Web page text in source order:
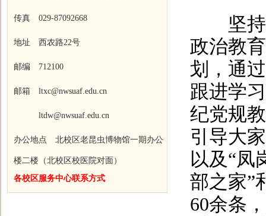
传真 029-87092668
地址 西农路22号
邮编 712100
邮箱 ltxc@nwsuaf.edu.cn
ltdw@nwsuaf.edu.cn
办公地点 北校区老昆虫博物馆一期办公
楼二楼（北校区校医院对面）
各校区服务中心联系方式
坚持
政治教
划，通
跟进学
纪党规
引导大
以及“凤
部之家”
60余条